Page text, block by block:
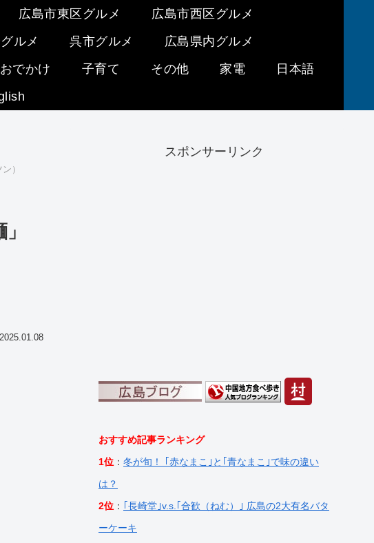
広島市東区グルメ
広島市西区グルメ
ルメ 呉市グルメ
広島県内グルメ
でかけ 子育て その他 家電
日本語
）
2025.01.08
スポンサーリンク
おすすめ記事ランキング
1位 ： 冬が旬！ ｢赤なまこ｣と｢青なまこ｣で味の違い
は？
2位 ：
｢長崎堂｣v.s.｢合歓（ねむ）｣ 広島の2大有名バタ
ーケーキ